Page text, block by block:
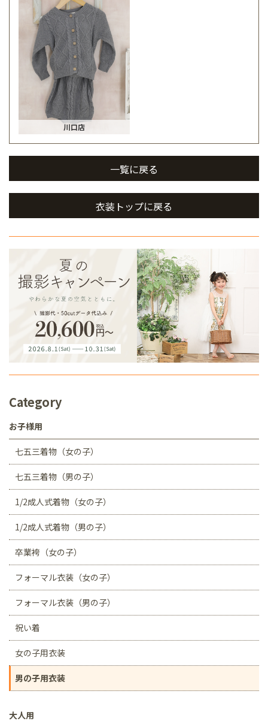
川口店
一覧に戻る
衣装トップに戻る
Category
お子様用
七五三着物（女の子）
七五三着物（男の子）
1/2成人式着物（女の子）
1/2成人式着物（男の子）
卒業袴（女の子）
フォーマル衣装（女の子）
フォーマル衣装（男の子）
祝い着
女の子用衣装
男の子用衣装
大人用